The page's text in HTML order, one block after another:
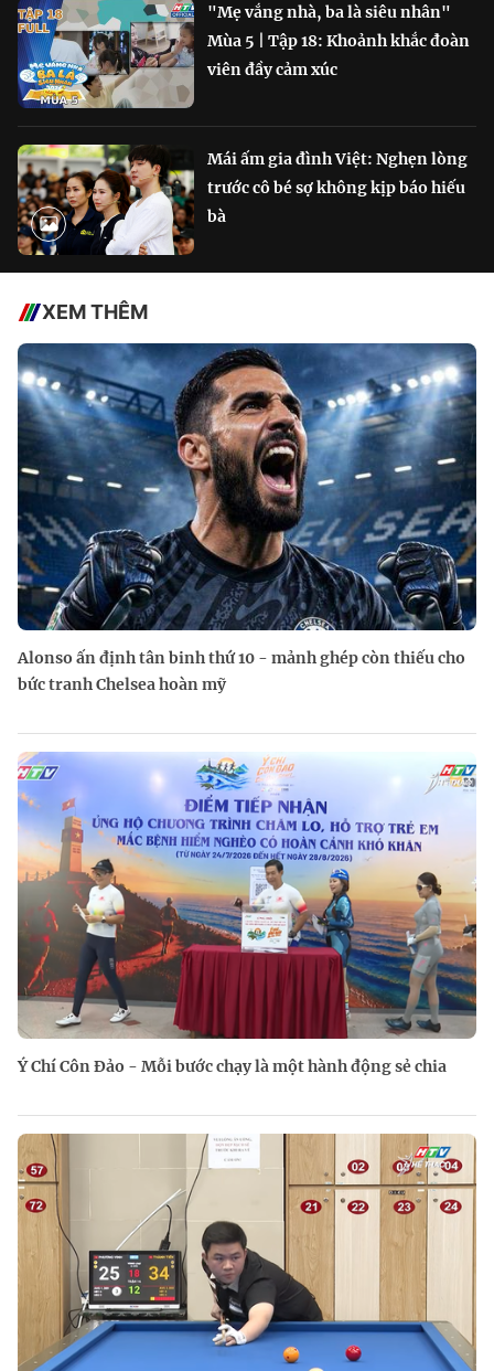
"Mẹ vắng nhà, ba là siêu nhân"
Mùa 5 | Tập 18: Khoảnh khắc đoàn
viên đầy cảm xúc
Mái ấm gia đình Việt: Nghẹn lòng
trước cô bé sợ không kịp báo hiếu
bà
XEM THÊM
Alonso ấn định tân binh thứ 10 - mảnh ghép còn thiếu cho
bức tranh Chelsea hoàn mỹ
Ý Chí Côn Đảo - Mỗi bước chạy là một hành động sẻ chia